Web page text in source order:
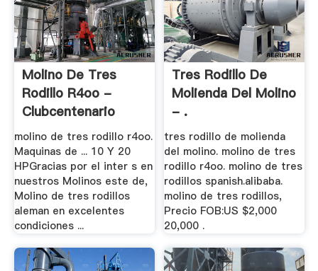
Molino De Tres
Rodillo R4oo -
Clubcentenario
molino de tres rodillo r4oo.
Maquinas de ... 10 Y 20
HPGracias por el inter s en
nuestros Molinos este de,
Molino de tres rodillos
aleman en excelentes
condiciones ...
Tres Rodillo De
Molienda Del Molino
- .
tres rodillo de molienda
del molino. molino de tres
rodillo r4oo. molino de tres
rodillos spanish.alibaba.
molino de tres rodillos,
Precio FOB:US $2,000
20,000 .